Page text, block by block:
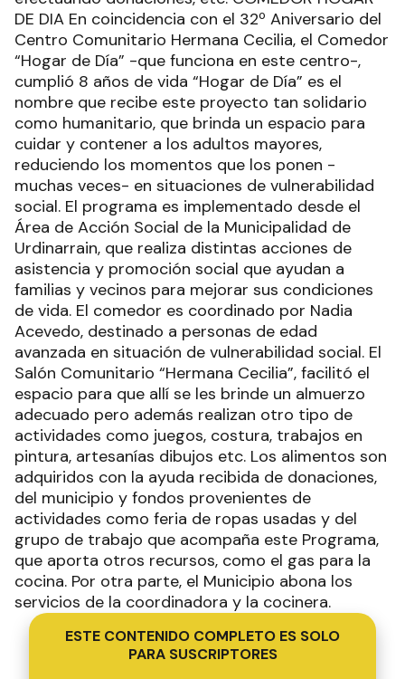
cumplen un rol social fundamental en la
comunidad.
Ads
Esta semana se cumplió un nuevo aniversario del
Centro Comunitario Hermana Cecilia y el mismo
día también, el del Hogar de Día que funciona en
el mismo barrio. Una tarea, que tal vez muchos
desconocen pero que es un todo, para los
vecinos del barrio que encuentran en estos
lugares: contención, compañía, cuidados,
aprendizaje, alimentos y tal vez lo más
importante…amor, de quienes a lo largo de estos
años han aportado su granito de arena para que
estos dos lugares mantengan su llama viva a los
largos de los años. Un 18 de julio de 1987, siendo
intendente Municipal Héctor María Altinier y
dando cumplimiento a la ordenanza 113/86 surgió
la primera Comisión Vecinal del Centro
Comunitario Hermana Cecilia del Barrio Jesús